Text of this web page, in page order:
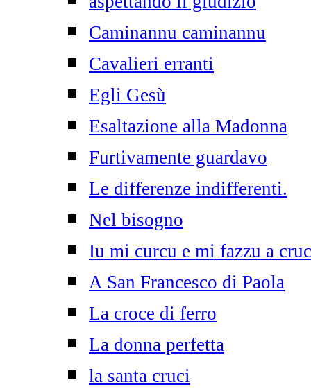
Caminannu caminannu
Cavalieri erranti
Egli Gesù
Esaltazione alla Madonna
Furtivamente guardavo
Le differenze indifferenti.
Nel bisogno
Iu mi curcu e mi fazzu a
A San Francesco di Paola
La croce di ferro
La donna perfetta
la santa cruci